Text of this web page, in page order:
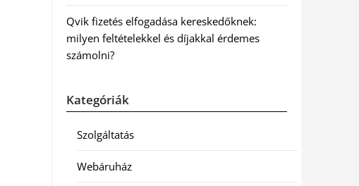
Qvik fizetés elfogadása kereskedőknek:
milyen feltételekkel és díjakkal érdemes
számolni?
Kategóriák
Szolgáltatás
Webáruház